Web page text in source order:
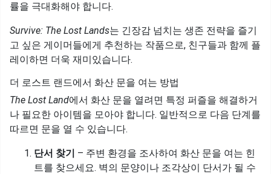
률을 극대화해야 합니다.
Survive: The Lost Lands는 긴장감 넘치는 생존 전략을 즐기
고 싶은 게이머들에게 추천하는 작품으로, 친구들과 함께 플
레이하면 더욱 재미있습니다.
더 로스트 랜드에서 화산 문을 여는 방법
The Lost Land에서 화산 문을 열려면 특정 퍼즐을 해결하거
나 필요한 아이템을 모아야 합니다. 일반적으로 다음 단계를
따르면 문을 열 수 있습니다.
단서 찾기 – 주변 환경을 조사하여 화산 문을 여는 힌
트를 찾으세요. 벽의 문양이나 조각상이 단서가 될 수